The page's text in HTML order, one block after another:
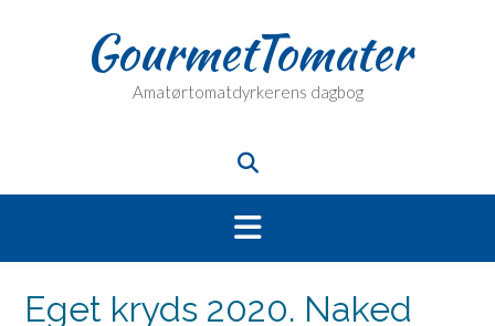
GourmetTomater
Amatørtomatdyrkerens dagbog
Eget kryds 2020. Naked